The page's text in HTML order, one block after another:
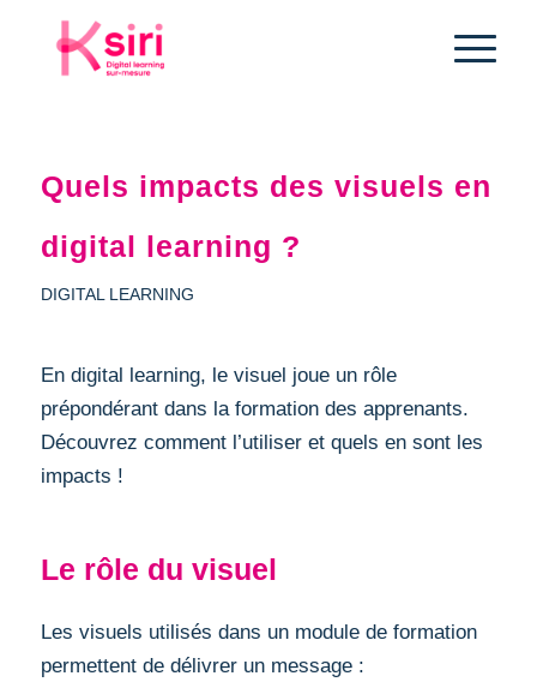
Quels impacts des visuels en
digital learning ?
DIGITAL LEARNING
En digital learning, le visuel joue un rôle
prépondérant dans la formation des apprenants.
Découvrez comment l’utiliser et quels en sont les
impacts !
Le rôle du visuel
Les visuels utilisés dans un module de formation
permettent de délivrer un message :